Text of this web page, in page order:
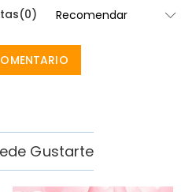
(0)
Gustarte